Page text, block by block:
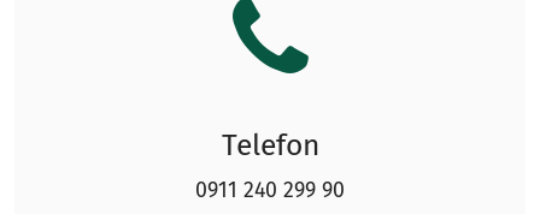
Telefon
0911 240 299 90